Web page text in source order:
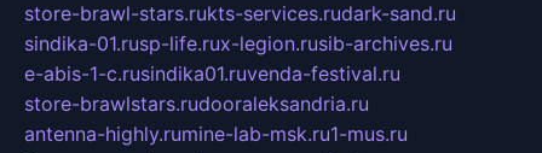
store-brawl-stars.rukts-services.rudark-sand.ru
sindika-01.rusp-life.rux-legion.rusib-archives.ru
e-abis-1-c.rusindika01.ruvenda-festival.ru
store-brawlstars.rudooraleksandria.ru
antenna-highly.rumine-lab-msk.ru1-mus.ru